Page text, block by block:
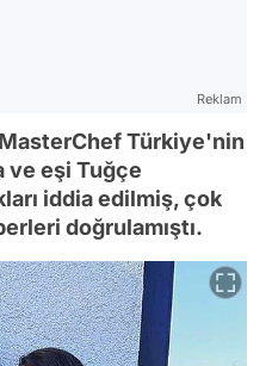
Reklam
Türkiye'nin
ve eşi Tuğçe
iddia edilmiş, çok
doğrulamıştı.